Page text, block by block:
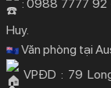
: 0988 7777 92
Huy.
Văn phòng tại
VPĐD : 79